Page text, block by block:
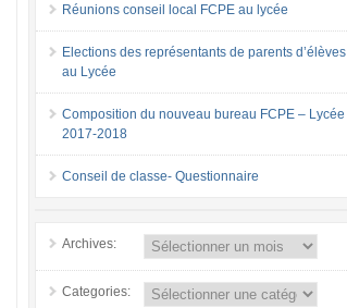
Réunions conseil local FCPE au lycée
Elections des représentants de parents d’élèves
au Lycée
Composition du nouveau bureau FCPE – Lycée
2017-2018
Conseil de classe- Questionnaire
Archives:
Categories: